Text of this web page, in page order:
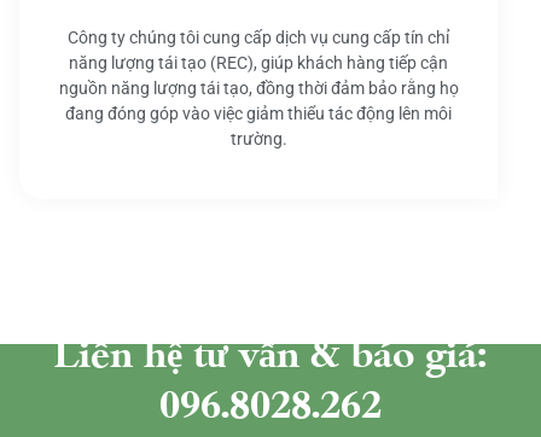
Công ty chúng tôi cung cấp dịch vụ cung cấp tín chỉ
năng lượng tái tạo (REC), giúp khách hàng tiếp cận
nguồn năng lượng tái tạo, đồng thời đảm bảo rằng họ
đang đóng góp vào việc giảm thiểu tác động lên môi
trường.
Liên hệ tư vấn & báo giá:
096.8028.262